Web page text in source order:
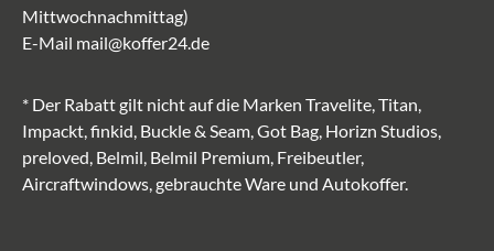
Mittwochnachmittag)
E-Mail mail@koffer24.de
* Der Rabatt gilt nicht auf die Marken Travelite, Titan,
Impackt, finkid, Buckle & Seam, Got Bag, Horizn Studios,
preloved, Belmil, Belmil Premium, Freibeutler,
Aircraftwindows, gebrauchte Ware und Autokoffer.